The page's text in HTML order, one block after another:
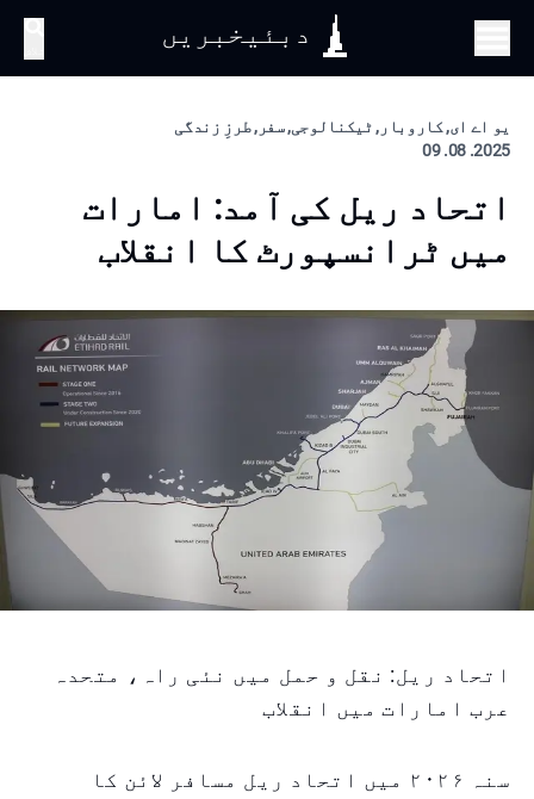
دبئیخبریں
یو اے ای, کاروبار, ٹیکنالوجی, سفر, طرزِ زندگی
2025. 08. 09
اتحاد ریل کی آمد: امارات
میں ٹرانسپورٹ کا انقلاب
اتحاد ریل: نقل و حمل میں نئی راہ، متحدہ
عرب امارات میں انقلاب
سنہ ۲۰۲۶ میں اتحاد ریل مسافر لائن کا